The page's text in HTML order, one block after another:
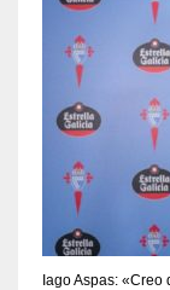
Iago Aspas: